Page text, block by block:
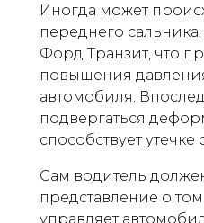
Иногда может
переднего сальника
Форд Транзит, что
повышения
автомобиля.
подвергаться
способствует утечке
Сам водитель
представление о
управляет